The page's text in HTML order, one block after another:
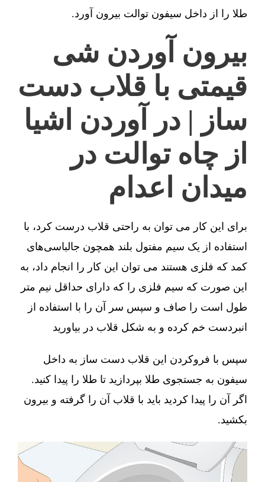
طلا را از داخل سیفون توالت بیرون آورد.
بیرون آوردن شی
قیمتی با قلاب دست
ساز | در آوردن اشیا
از چاه توالت در
میدان اعدام
برای این کار می توان به راحتی قلاب درست کرد، با
استفاده از یک سیم مفتول بلند همچون جالباسی‌های
کمد که فلزی هستند می توان این کار را انجام داد، به
این صورت که سیم فلزی را که دارای حداقل نیم متر
طول است را صاف و سپس سر آن را با استفاده از
انبردست خم کرده و به شکل قلاب در بیاورید
سپس با فروکردن این قلاب دست ساز به داخل
سیفون به جستجوی طلا بپردازید تا طلا را پیدا کنید.
اگر آن را پیدا کردید باید با قلاب آن را گرفته و بیرون
بکشید.